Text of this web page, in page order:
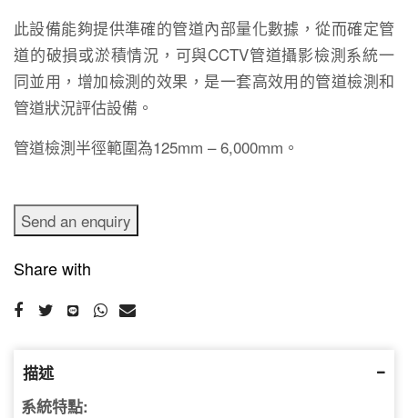
此設備能夠提供準確的管道內部量化數據，從而確定管
道的破損或淤積情況，可與CCTV管道攝影檢測系統一
同並用，增加檢測的效果，是一套高效用的管道檢測和
管道狀況評估設備。
管道檢測半徑範圍為125mm – 6,000mm。
Send an enquiry
Share with
描述
系統特點: